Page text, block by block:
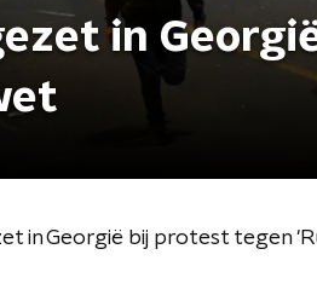
in
in Georgië bij protest tegen